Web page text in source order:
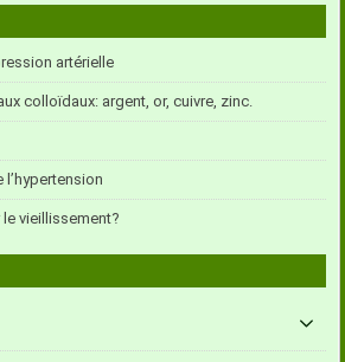
artérielle
colloïdaux: argent, or, cuivre, zinc.
vieillissement?